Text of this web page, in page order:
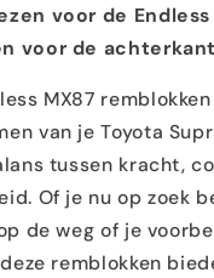
voor de Endless
voor de
MX87
van je Toyota
tussen kracht,
Of je nu op zoek
de weg of je
remblokken